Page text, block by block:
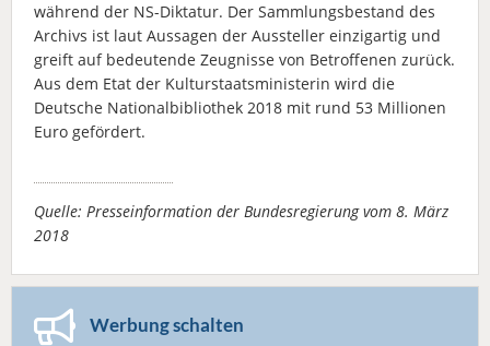
während der NS-Diktatur. Der Sammlungsbestand des
Archivs ist laut Aussagen der Aussteller einzigartig und
greift auf bedeutende Zeugnisse von Betroffenen zurück.
Aus dem Etat der Kulturstaatsministerin wird die
Deutsche Nationalbibliothek 2018 mit rund 53 Millionen
Euro gefördert.
Quelle: Presseinformation der Bundesregierung vom 8. März
2018
Werbung schalten